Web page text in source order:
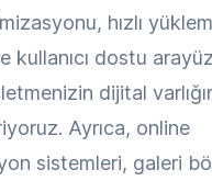
hızlı
kullanıcı dostu
dijital
Ayrıca, online
sistemleri, galeri